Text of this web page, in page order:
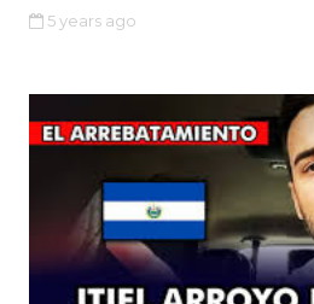
5 years ago